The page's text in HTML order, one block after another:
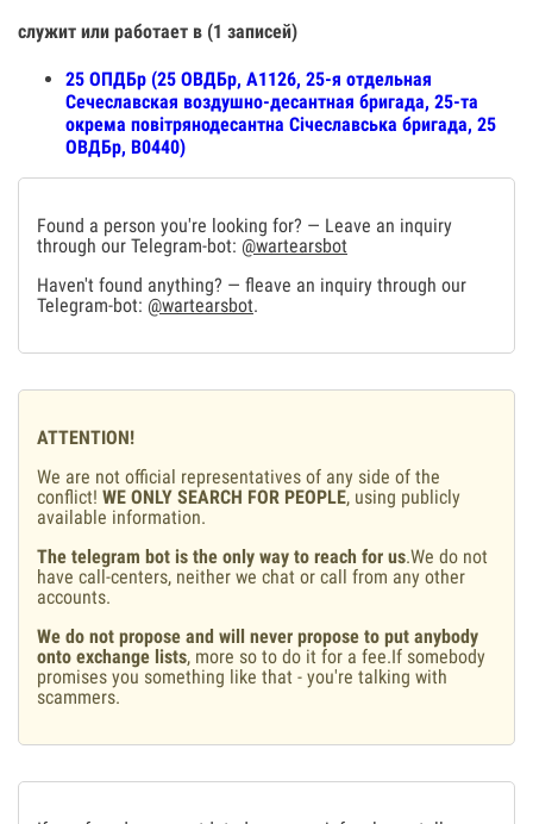
служит или работает в (1 записей)
25 ОПДБр (25 ОВДБр, А1126, 25-я отдельная
Сечеславская воздушно-десантная бригада, 25-та
окрема повітрянодесантна Січеславська бригада, 25
ОВДБр, В0440)
Found a person you're looking for? — Leave an inquiry
through our Telegram-bot: @wartearsbot
Haven't found anything? — fleave an inquiry through our
Telegram-bot: @wartearsbot.
ATTENTION!
We are not official representatives of any side of the
conflict! WE ONLY SEARCH FOR PEOPLE, using publicly
available information.
The telegram bot is the only way to reach for us.We do not
have call-centers, neither we chat or call from any other
accounts.
We do not propose and will never propose to put anybody
onto exchange lists, more so to do it for a fee.If somebody
promises you something like that - you're talking with
scammers.